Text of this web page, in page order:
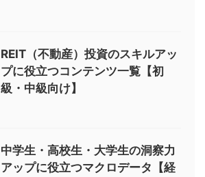
REIT（不動産）投資のスキルアッ
プに役立つコンテンツ一覧【初
級・中級向け】
中学生・高校生・大学生の洞察力
アップに役立つマクロデータ【経